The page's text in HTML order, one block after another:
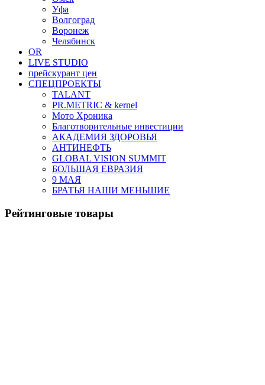
Уфа
Волгоград
Воронеж
Челябинск
OR
LIVE STUDIO
прейскурант цен
СПЕЦПРОЕКТЫ
TALANT
PR.METRIC & kernel
Мото Хроника
Благотворительные инвестиции
АКАДЕМИЯ ЗДОРОВЬЯ
АНТИНЕФТЬ
GLOBAL VISION SUMMIT
БОЛЬШАЯ ЕВРАЗИЯ
9 МАЯ
БРАТЬЯ НАШИ МЕНЬШИЕ
Рейтинговые товары